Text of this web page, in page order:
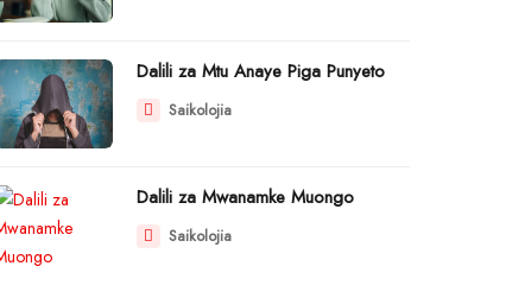
Dalili za Mtu Anaye Piga Punyeto
Saikolojia
Dalili za Mwanamke Muongo
Saikolojia